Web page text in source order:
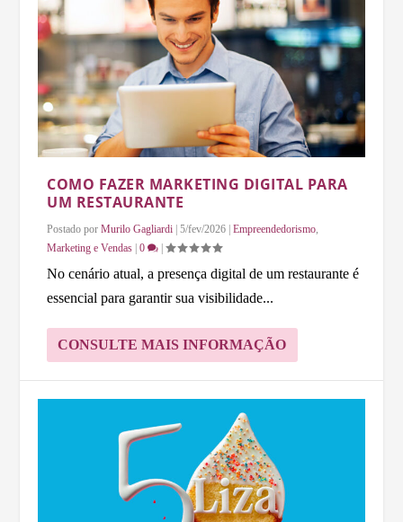
COMO FAZER MARKETING DIGITAL PARA
UM RESTAURANTE
Postado porMurilo Gagliardi |5/fev/2026 |Empreendedorismo
Marketing e Vendas |0 |
No cenário atual, a presença digital de um restaurante é
essencial para garantir sua visibilidade...
CONSULTE MAIS INFORMAÇÃO